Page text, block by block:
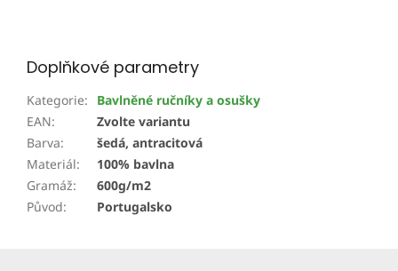
Doplňkové parametry
Kategorie:
Bavlněné ručníky a osušky
EAN:
Zvolte variantu
Barva:
šedá, antracitová
Materiál:
100% bavlna
Gramáž:
600g/m2
Původ: Portugalsko